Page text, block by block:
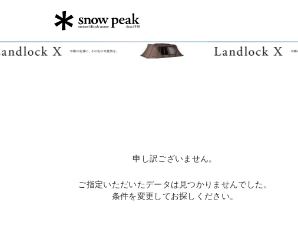
申し訳ございません。
ご指定いただいたデータは見つかりませんでした。
条件を変更してお探しください。